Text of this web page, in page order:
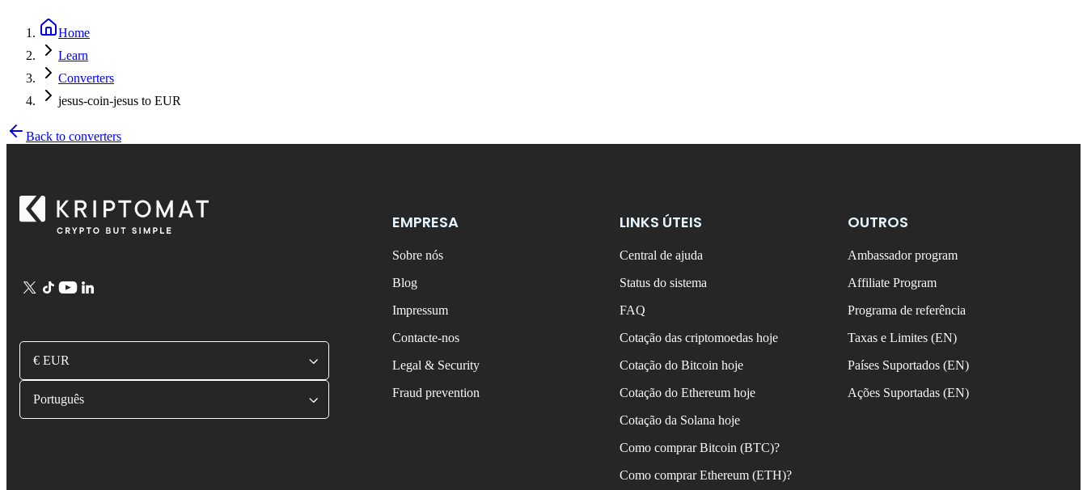
Home
Learn
Converters
jesus-coin-jesus to EUR
Back to converters
€ EUR
Português
EMPRESA
Sobre nós
Blog
Impressum
Contacte-nos
Legal & Security
Fraud prevention
LINKS ÚTEIS
Central de ajuda
Status do sistema
FAQ
Cotação das criptomoedas hoje
Cotação do Bitcoin hoje
Cotação do Ethereum hoje
Cotação da Solana hoje
Como comprar Bitcoin (BTC)?
Como comprar Ethereum (ETH)?
OUTROS
Ambassador program
Affiliate Program
Programa de referência
Taxas e Limites (EN)
Países Suportados (EN)
Ações Suportadas (EN)